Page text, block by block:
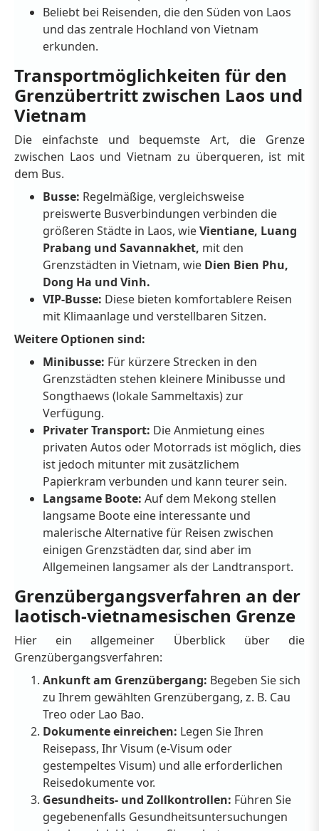
Beliebt bei Reisenden, die den Süden von Laos
und das zentrale Hochland von Vietnam
erkunden.
Transportmöglichkeiten für den
Grenzübertritt zwischen Laos und
Vietnam
Die einfachste und bequemste Art, die Grenze
zwischen Laos und Vietnam zu überqueren, ist mit
dem Bus.
Busse: Regelmäßige, vergleichsweise
preiswerte Busverbindungen verbinden die
größeren Städte in Laos, wieVientiane, Luang
Prabang und Savannakhet, mit den
Grenzstädten in Vietnam, wie Dien Bien Phu,
Dong Ha und Vinh.
VIP-Busse: Diese bieten komfortablere Reisen
mit Klimaanlage und verstellbaren Sitzen.
Weitere Optionen sind:
Minibusse: Für kürzere Strecken in den
Grenzstädten stehen kleinere Minibusse und
Songthaews (lokale Sammeltaxis) zur
Verfügung.
Privater Transport: Die Anmietung eines
privaten Autos oder Motorrads ist möglich, dies
ist jedoch mitunter mit zusätzlichem
Papierkram verbunden und kann teurer sein.
Langsame Boote: Auf dem Mekong stellen
langsame Boote eine interessante und
malerische Alternative für Reisen zwischen
einigen Grenzstädten dar, sind aber im
Allgemeinen langsamer als der Landtransport.
Grenzübergangsverfahren an der
laotisch-vietnamesischen Grenze
Hier ein allgemeiner Überblick über die
Grenzübergangsverfahren:
Ankunft am Grenzübergang: Begeben Sie sich
zu Ihrem gewählten Grenzübergang, z. B. Cau
Treo oder Lao Bao.
Dokumente einreichen: Legen Sie Ihren
Reisepass, Ihr Visum (e-Visum oder
gestempeltes Visum) und alle erforderlichen
Reisedokumente vor.
Gesundheits- und Zollkontrollen: Führen Sie
gegebenenfalls Gesundheitsuntersuchungen